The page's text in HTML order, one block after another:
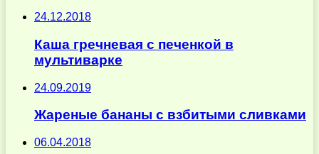
24.12.2018
Каша гречневая с печенкой в
мультиварке
24.09.2019
Жареные бананы с взбитыми сливками
06.04.2018